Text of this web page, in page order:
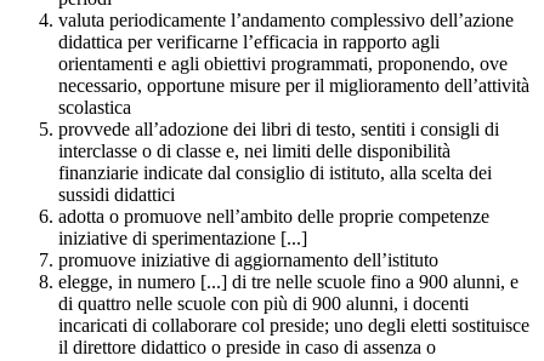
valuta periodicamente l’andamento complessivo dell’azione
didattica per verificarne l’efficacia in rapporto agli
orientamenti e agli obiettivi programmati, proponendo, ove
necessario, opportune misure per il miglioramento dell’attività
scolastica
provvede all’adozione dei libri di testo, sentiti i consigli di
interclasse o di classe e, nei limiti delle disponibilità
finanziarie indicate dal consiglio di istituto, alla scelta dei
sussidi didattici
adotta o promuove nell’ambito delle proprie competenze
iniziative di sperimentazione [...]
promuove iniziative di aggiornamento dell’istituto
elegge, in numero [...] di tre nelle scuole fino a 900 alunni, e
di quattro nelle scuole con più di 900 alunni, i docenti
incaricati di collaborare col preside; uno degli eletti sostituisce
il direttore didattico o preside in caso di assenza o